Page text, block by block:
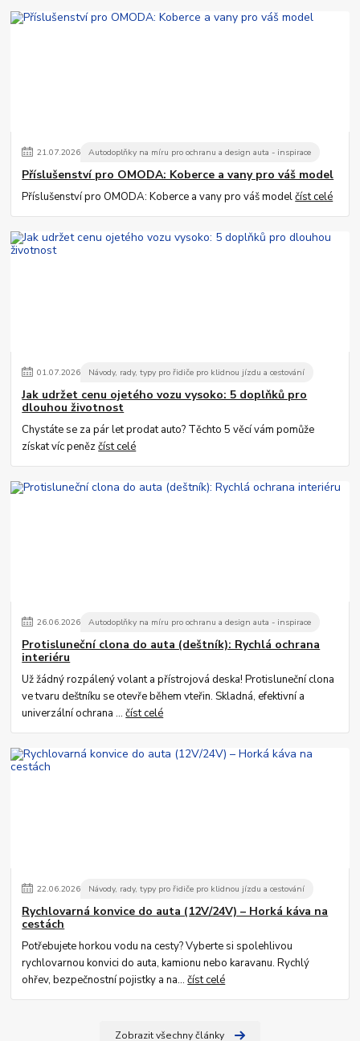
21.07.2026 Autodoplňky na míru pro ochranu a design auta - inspirace
Příslušenství pro OMODA: Koberce a vany pro váš model
Příslušenství pro OMODA: Koberce a vany pro váš modelčíst celé
01.07.2026 Návody, rady, typy pro řidiče pro klidnou jízdu a cestování
Jak udržet cenu ojetého vozu vysoko: 5 doplňků pro
dlouhou životnost
Chystáte se za pár let prodat auto? Těchto 5 věcí vám pomůže
získat víc penězčíst celé
26.06.2026 Autodoplňky na míru pro ochranu a design auta - inspirace
Protisluneční clona do auta (deštník): Rychlá ochrana
interiéru
Už žádný rozpálený volant a přístrojová deska! Protisluneční clona
ve tvaru deštníku se otevře během vteřin. Skladná, efektivní a
univerzální ochrana ...číst celé
22.06.2026 Návody, rady, typy pro řidiče pro klidnou jízdu a cestování
Rychlovarná konvice do auta (12V/24V) – Horká káva na
cestách
Potřebujete horkou vodu na cesty? Vyberte si spolehlivou
rychlovarnou konvici do auta, kamionu nebo karavanu. Rychlý
ohřev, bezpečnostní pojistky a na...číst celé
Zobrazit všechny články